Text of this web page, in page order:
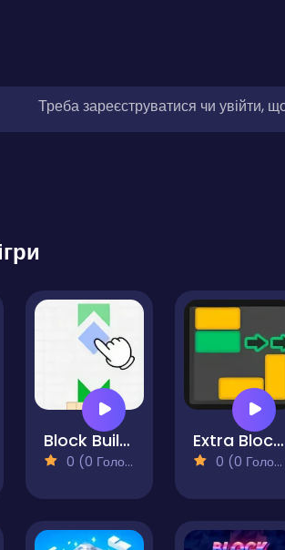
Треба зареєструватися чи увійти,
Block Builder
0 (0 Голосів)
Extra Block Puzzle
0 (0 Голосів)